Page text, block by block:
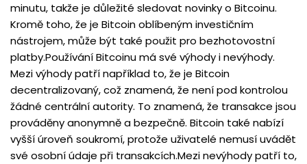
minutu, takže je důležité sledovat novinky o Bitcoinu.
Kromě toho, že je Bitcoin oblíbeným investičním
nástrojem, může být také použit pro bezhotovostní
platby.Používání Bitcoinu má své výhody i nevýhody.
Mezi výhody patří například to, že je Bitcoin
decentralizovaný, což znamená, že není pod kontrolou
žádné centrální autority. To znamená, že transakce jsou
prováděny anonymně a bezpečně. Bitcoin také nabízí
vyšší úroveň soukromí, protože uživatelé nemusí uvádět
své osobní údaje při transakcích.Mezi nevýhody patří to,